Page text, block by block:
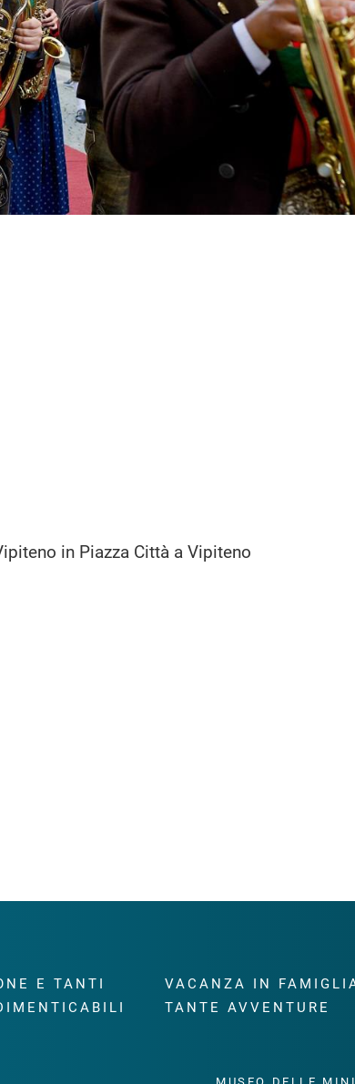
in Piazza Città a Vipiteno
E TANTI
VACANZA IN
TANTE AVVENTURE